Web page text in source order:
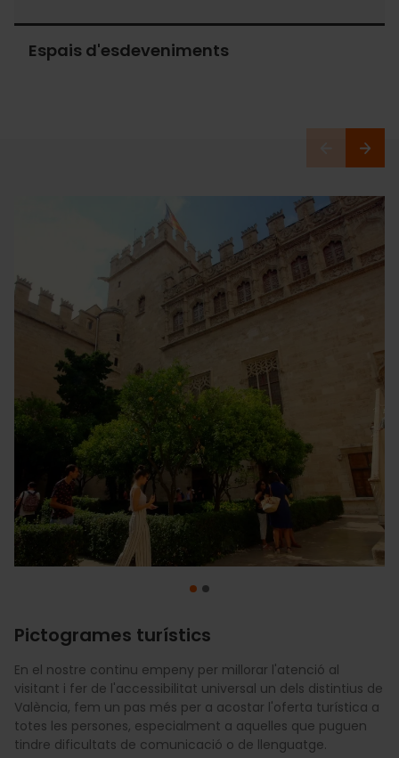
Espais d'esdeveniments
Pictogrames turístics
En el nostre continu empeny per millorar l'atenció al
visitant i fer de l'accessibilitat universal un dels distintius de
València, fem un pas més per a acostar l'oferta turística a
totes les persones, especialment a aquelles que puguen
tindre dificultats de comunicació o de llenguatge.
València és una ciutat oberta a tothom, i els nostres hotels
i espais per a esdeveniments posen totes les mesures
possibles per a ser accessibles a persones amb qualsevol
tipus de discapacitat. Si estàs pensant a organitzar un